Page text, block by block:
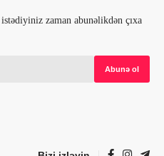
zaman abunəlikdən çıxa